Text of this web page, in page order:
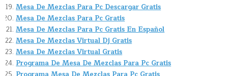
Mesa De Mezclas Para Pc Descargar Gratis
Mesa De Mezclas Para Pc Gratis
Mesa De Mezclas Para Pc Gratis En Español
Mesa De Mezclas Virtual Dj Gratis
Mesa De Mezclas Virtual Gratis
Programa De Mesa De Mezclas Para Pc Gratis